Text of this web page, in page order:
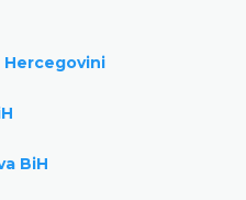
BiH